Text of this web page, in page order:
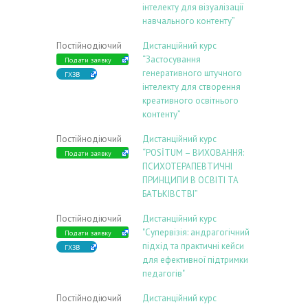
інтелекту для візуалізації
навчального контенту”
Постійнодіючий
Подати заявку
ГХЗВ
Дистанційний курс
“Застосування
генеративного штучного
інтелекту для створення
креативного освітнього
контенту”
Постійнодіючий
Подати заявку
Дистанційний курс
“POSİTUM – ВИХОВАННЯ:
ПСИХОТЕРАПЕВТИЧНІ
ПРИНЦИПИ В ОСВІТІ ТА
БАТЬКІВСТВІ”
Постійнодіючий
Подати заявку
ГХЗВ
Дистанційний курс
"Супервізія: андрагогічний
підхід та практичні кейси
для ефективної підтримки
педагогів"
Постійнодіючий Дистанційний курс